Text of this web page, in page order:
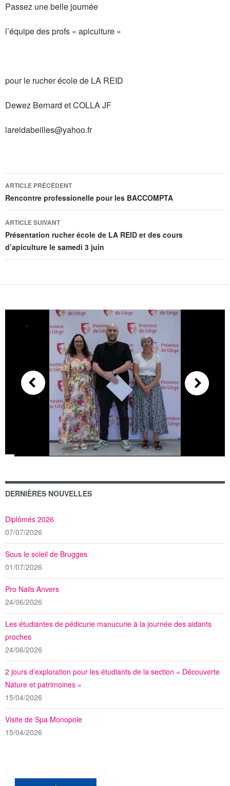
Passez une belle journée
l’équipe des profs « apiculture »
pour le rucher école de LA REID
Dewez Bernard et COLLA JF
lareidabeilles@yahoo.fr
Navigation
des
articles
ARTICLE PRÉCÉDENT
Rencontre professionelle pour les BACCOMPTA
ARTICLE SUIVANT
Présentation rucher école de LA REID et des cours
d’apiculture le samedi 3 juin
DERNIÈRES NOUVELLES
Diplômés 2026
07/07/2026
Sous le soleil de Brugges
01/07/2026
Pro Nails Anvers
24/06/2026
Les étudiantes de pédicurie manucurie à la journée des aidants
proches
24/06/2026
2 jours d’exploration pour les étudiants de la section « Découverte
Nature et patrimoines »
15/04/2026
Visite de Spa Monopole
15/04/2026